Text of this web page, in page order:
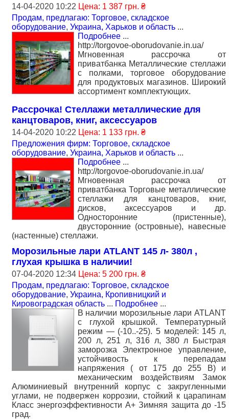
14-04-2020 10:22 Цена: 1 387 грн. ₴
Продам, предлагаю: Торговое, складское
оборудование, Украина, Харьков и область ...
Подробнее ...
http://torgovoe-oborudovanie.in.ua/
Мгновенная рассрочка от
приватбанка Металлические стеллажи
с полками, торговое оборудование
для продуктовых магазинов. Широкий
ассортимент комплектующих.
Рассрочка! Стеллажи металлические для
канцтоваров, книг, аксессуаров
14-04-2020 10:22 Цена: 1 133 грн. ₴
Предложения фирм: Торговое, складское
оборудование, Украина, Харьков и область ...
Подробнее ...
http://torgovoe-oborudovanie.in.ua/
Мгновенная рассрочка от
приватбанка Торговые металлические
стеллажи для канцтоваров, книг,
дисков, аксессуаров и др.
Односторонние (пристенные),
двусторонние (островные), навесные
(настенные) стеллажи.
Морозильные лари ATLANT 145 л- 380л ,
глухая крышка в наличии!
07-04-2020 12:34 Цена: 5 200 грн. ₴
Продам, предлагаю: Торговое, складское
оборудование, Украина, Кропивницкий и
Кировоградская область ... Подробнее ...
В наличии морозильные лари ATLANT
с глухой крышкой. Температурный
режим ― (-10..-25). 5 моделей: 145 л,
200 л, 251 л, 316 л, 380 л Быстрая
заморозка Электронное управление,
устойчивость к перепадам
напряжения ( от 175 до 255 В) и
механическим воздействиям Замок
Алюминиевый внутренний корпус с закругленными
углами, не подвержен коррозии, стойкий к царапинам
Класс энергоэффективности А+ Зимняя защита до -15
град.